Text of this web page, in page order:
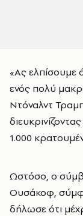
«Ας ελπίσουμε
ενός πολύ
Ντόναλντ
1.000
Ωστόσο, ο
Ουσάκοφ,
δήλωσε ότι